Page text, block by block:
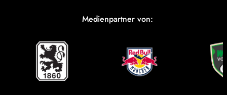
Medienpartner von: